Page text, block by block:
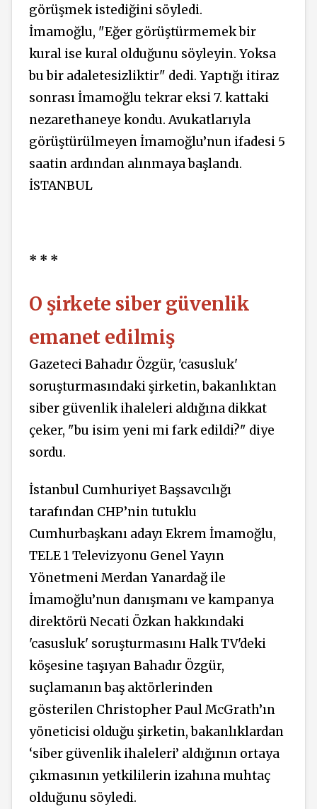
görüşmek istediğini söyledi.
İmamoğlu, "Eğer görüştürmemek bir
kural ise kural olduğunu söyleyin. Yoksa
bu bir adaletesizliktir" dedi. Yaptığı itiraz
sonrası İmamoğlu tekrar eksi 7. kattaki
nezarethaneye kondu. Avukatlarıyla
görüştürülmeyen İmamoğlu’nun ifadesi 5
saatin ardından alınmaya başlandı.
İSTANBUL
* * *
O şirkete siber güvenlik
emanet edilmiş
Gazeteci Bahadır Özgür, 'casusluk'
soruşturmasındaki şirketin, bakanlıktan
siber güvenlik ihaleleri aldığına dikkat
çeker, "bu isim yeni mi fark edildi?" diye
sordu.
İstanbul Cumhuriyet Başsavcılığı
tarafından CHP’nin tutuklu
Cumhurbaşkanı adayı Ekrem İmamoğlu,
TELE 1 Televizyonu Genel Yayın
Yönetmeni Merdan Yanardağ ile
İmamoğlu’nun danışmanı ve kampanya
direktörü Necati Özkan hakkındaki
'casusluk' soruşturmasını Halk TV'deki
köşesine taşıyan Bahadır Özgür,
suçlamanın baş aktörlerinden
gösterilen Christopher Paul McGrath’ın
yöneticisi olduğu şirketin, bakanlıklardan
‘siber güvenlik ihaleleri’ aldığının ortaya
çıkmasının yetkililerin izahına muhtaç
olduğunu söyledi.